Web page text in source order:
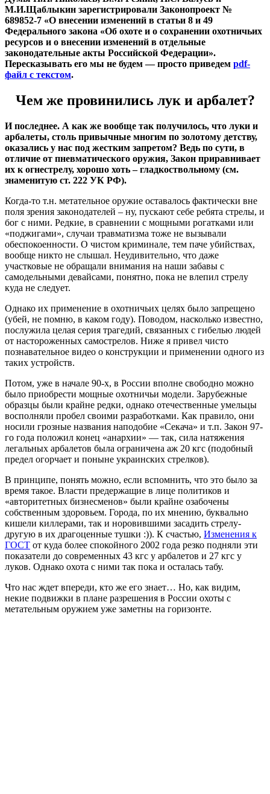
М.И.Щаблыкин зарегистрировали Законопроект №
689852-7 «О внесении изменений в статьи 8 и 49
Федерального закона «Об охоте и о сохранении охотничьих
ресурсов и о внесении изменений в отдельные
законодательные акты Российской Федерации».
Пересказывать его мы не будем — просто приведем pdf-
файл с текстом.
Чем же провинились лук и арбалет?
И последнее. А как же вообще так получилось, что луки и
арбалеты, столь привычные многим по золотому детству,
оказались у нас под жестким запретом? Ведь по сути, в
отличие от пневматического оружия, Закон приравнивает
их к огнестрелу, хорошо хоть – гладкоствольному (см.
знаменитую ст. 222 УК РФ).
Когда-то т.н. метательное оружие оставалось фактически вне
поля зрения законодателей – ну, пускают себе ребята стрелы, и
бог с ними. Редкие, в сравнении с мощными рогатками или
«поджигами», случаи травматизма тоже не вызывали
обеспокоенности. О чистом криминале, тем паче убийствах,
вообще никто не слышал. Неудивительно, что даже
участковые не обращали внимания на наши забавы с
самодельными девайсами, понятно, пока не влепил стрелу
куда не следует.
Однако их применение в охотничьих целях было запрещено
(убей, не помню, в каком году). Поводом, насколько известно,
послужила целая серия трагедий, связанных с гибелью людей
от настороженных самострелов. Ниже я привел чисто
познавательное видео о конструкции и применении одного из
таких устройств.
Потом, уже в начале 90-х, в России вполне свободно можно
было приобрести мощные охотничьи модели. Зарубежные
образцы были крайне редки, однако отечественные умельцы
восполняли пробел своими разработками. Как правило, они
носили грозные названия наподобие «Секача» и т.п. Закон 97-
го года положил конец «анархии» — так, сила натяжения
легальных арбалетов была ограничена аж 20 кгс (подобный
предел огорчает и поныне украинских стрелков).
В принципе, понять можно, если вспомнить, что это было за
время такое. Власти предержащие в лице политиков и
«авторитетных бизнесменов» были крайне озабочены
собственным здоровьем. Города, по их мнению, буквально
кишели киллерами, так и норовившими засадить стрелу-
другую в их драгоценные тушки :)). К счастью, Изменения к
ГОСТ от куда более спокойного 2002 года резко подняли эти
показатели до современных 43 кгс у арбалетов и 27 кгс у
луков. Однако охота с ними так пока и осталась табу.
Что нас ждет впереди, кто же его знает… Но, как видим,
некие подвижки в плане разрешения в России охоты с
метательным оружием уже заметны на горизонте.